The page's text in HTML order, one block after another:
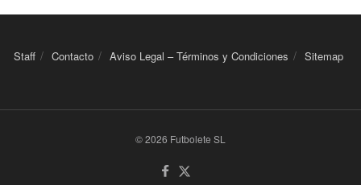
Staff Contacto Aviso Legal – Términos y Condiciones Sitemap
© 2026 Futbolete SL